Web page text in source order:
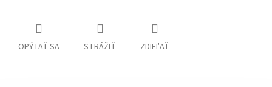
OPÝTAŤ SA STRÁŽIŤ ZDIEĽAŤ